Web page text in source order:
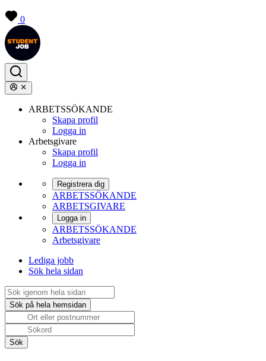
0
ARBETSSÖKANDE
Skapa profil
Logga in
Arbetsgivare
Skapa profil
Logga in
Registrera dig
ARBETSSÖKANDE
ARBETSGIVARE
Logga in
ARBETSSÖKANDE
Arbetsgivare
Lediga jobb
Sök hela sidan